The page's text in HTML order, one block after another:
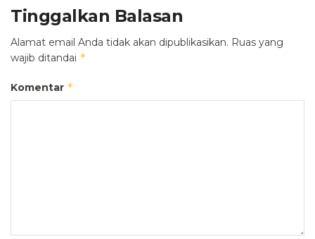
Tinggalkan Balasan
Alamat email Anda tidak akan dipublikasikan. Ruas yang
wajib ditandai *
Komentar *